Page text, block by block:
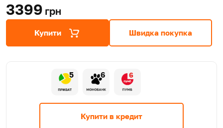
3399 грн
Купити Швидка покупка
5 6 6
Купити в кредит